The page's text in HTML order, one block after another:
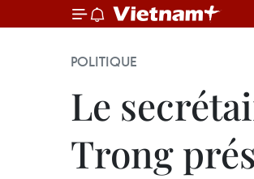
POLITIQUE
Le
Trong